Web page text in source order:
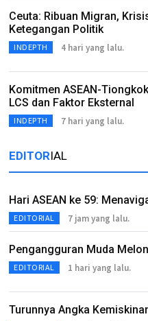
Ceuta: Ribuan Migran,
Ketegangan Politik
INDEPTH 4 hari yang lalu.
Komitmen ASEAN-
LCS dan Faktor Eksternal
INDEPTH 7 hari yang lalu.
EDITORIAL
Hari ASEAN ke 59:
EDITORIAL 7 jam yang lalu.
Pengangguran Muda
EDITORIAL 1 hari yang lalu.
Turunnya Angka